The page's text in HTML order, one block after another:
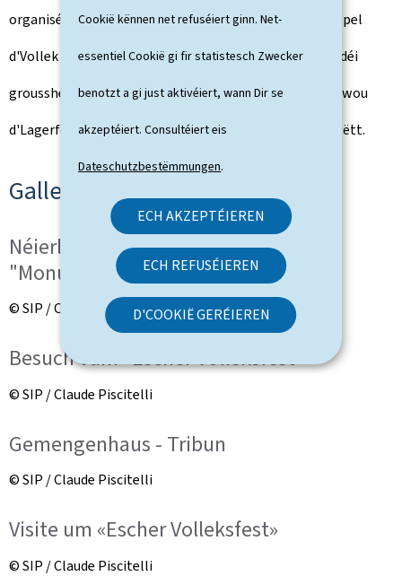
Cookië kënnen net refuséiert ginn. Net-
essentiel Cookië gi fir statistesch Zwecker
benotzt a gi just aktivéiert, wann Dir se
akzeptéiert. Consultéiert eis
Dateschutzbestëmmungen.
ECH AKZEPTÉIEREN
ECH REFUSÉIEREN
D'COOKIË GERÉIEREN
organiséiert gëtt, begréisst déi groussherzoglech Koppel
d'Vollek vum Balcon vum Hôtel de Ville aus. Dono hëlt déi
groussherzoglech Koppel um Escher Volleksfest deel, wou
d'Lagerfeier vun de Lëtzebuerger Scouten ugefaange gëtt.
Gallery 1
Néierleeung vun enger Gerbe beim
"Monument aux Morts"
© SIP / Claude Piscitelli
Besuch vum «Escher Volleksfest»
© SIP / Claude Piscitelli
Gemengenhaus - Tribun
© SIP / Claude Piscitelli
Visite um «Escher Volleksfest»
© SIP / Claude Piscitelli